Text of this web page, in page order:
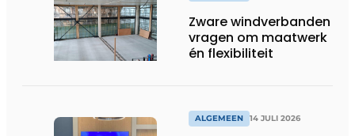
Zware windverbanden
vragen om maatwerk
én flexibiliteit
ALGEMEEN 14 JULI 2026